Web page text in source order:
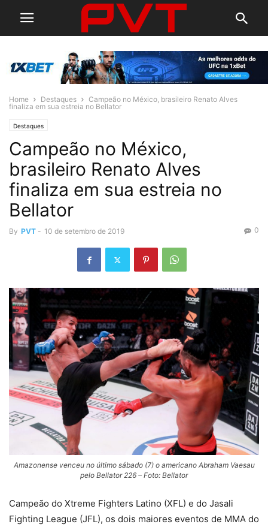
Home Destaques
Campeão no México, brasileiro Renato Alves
finaliza em sua estreia no Bellator
Destaques
Campeão no México,
brasileiro Renato Alves
finaliza em sua estreia no
Bellator
By PVT - 10 de setembro de 2019 0
Amazonense venceu no último sábado (7) o americano Abraham Vaesau
pelo Bellator 226 – Foto: Bellator
Campeão do Xtreme Fighters Latino (XFL) e do Jasali
Fighting League (JFL), os dois maiores eventos de MMA do